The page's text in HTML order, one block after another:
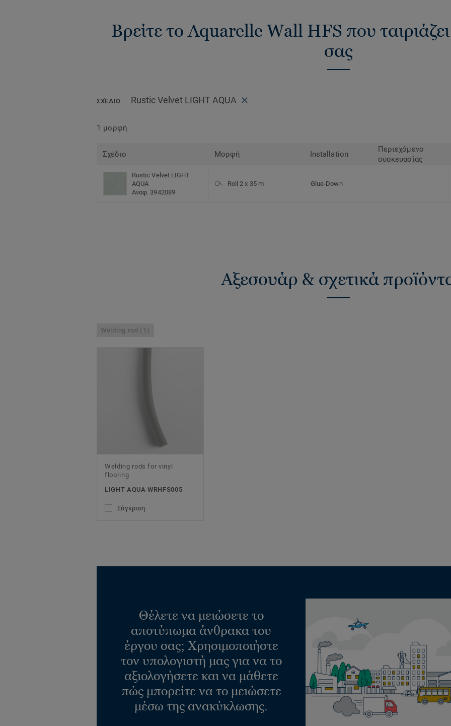
Βρείτε το Aquarelle Wall HFS που
σας
ΣΧΈΔΙΟ Rustic Velvet LIGHT AQUA
1 μορφή
Σχέδιο Μορφή Installation
Περιεχόμενο
συσκευασίας
Rustic Velvet LIGHT
AQUA
Αναφ. 3942089
Roll 2 x 35 m Glue-Down
Αξεσουάρ & σχετικά
Welding rod (1)
Welding rods for vinyl
flooring
LIGHT AQUA WRHFS005
Σύγκριση
Θέλετε να μειώσετε το
αποτύπωμα άνθρακα του
έργου σας; Χρησιμοποιήστε
τον υπολογιστή μας για να το
αξιολογήσετε και να μάθετε
πώς μπορείτε να το μειώσετε
μέσω της ανακύκλωσης.